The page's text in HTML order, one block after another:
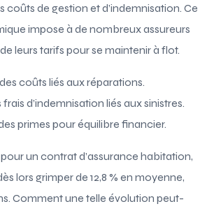
coûts de gestion et d’indemnisation. Ce
impose à de nombreux assureurs
leurs tarifs pour se maintenir à flot.
coûts liés aux réparations.
d’indemnisation liés aux sinistres.
primes pour équilibre financier.
pour un contrat d’assurance habitation,
lors grimper de 12,8 % en moyenne,
Comment une telle évolution peut-